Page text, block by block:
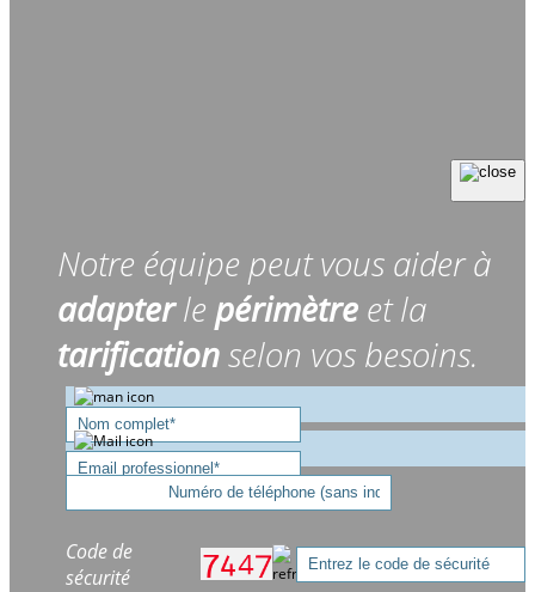
Notre équipe peut vous aider à
adapterle périmètre et la
tarificationselon vos besoins.
Code de
sécurité